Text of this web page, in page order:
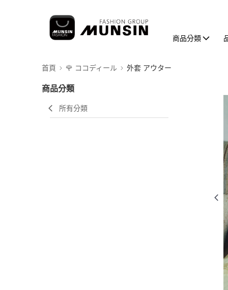
商品分類
首頁 🌹 ココディール 外套 アウター
商品分類
所有分類